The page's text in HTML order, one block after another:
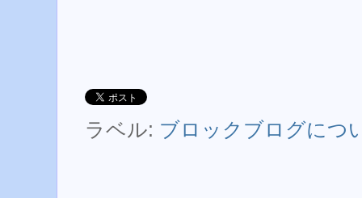
ラベル: ブロックブログにつ